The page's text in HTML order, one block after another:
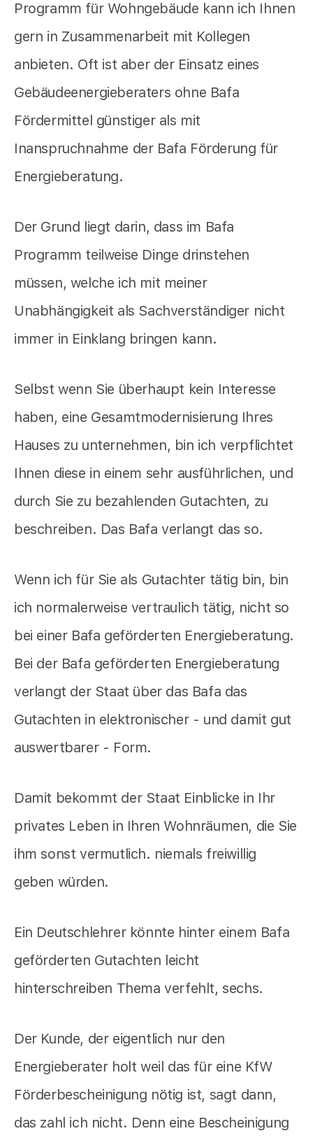
Programm für Wohngebäude kann ich Ihnen
gern in Zusammenarbeit mit Kollegen
anbieten. Oft ist aber der Einsatz eines
Gebäudeenergieberaters ohne Bafa
Fördermittel günstiger als mit
Inanspruchnahme der Bafa Förderung für
Energieberatung.
Der Grund liegt darin, dass im Bafa
Programm teilweise Dinge drinstehen
müssen, welche ich mit meiner
Unabhängigkeit als Sachverständiger nicht
immer in Einklang bringen kann.
Selbst wenn Sie überhaupt kein Interesse
haben, eine Gesamtmodernisierung Ihres
Hauses zu unternehmen, bin ich verpflichtet
Ihnen diese in einem sehr ausführlichen, und
durch Sie zu bezahlenden Gutachten, zu
beschreiben. Das Bafa verlangt das so.
Wenn ich für Sie als Gutachter tätig bin, bin
ich normalerweise vertraulich tätig, nicht so
bei einer Bafa geförderten Energieberatung.
Bei der Bafa geförderten Energieberatung
verlangt der Staat über das Bafa das
Gutachten in elektronischer - und damit gut
auswertbarer - Form.
Damit bekommt der Staat Einblicke in Ihr
privates Leben in Ihren Wohnräumen, die Sie
ihm sonst vermutlich. niemals freiwillig
geben würden.
Ein Deutschlehrer könnte hinter einem Bafa
geförderten Gutachten leicht
hinterschreiben Thema verfehlt, sechs.
Der Kunde, der eigentlich nur den
Energieberater holt weil das für eine KfW
Förderbescheinigung nötig ist, sagt dann,
das zahl ich nicht. Denn eine Bescheinigung